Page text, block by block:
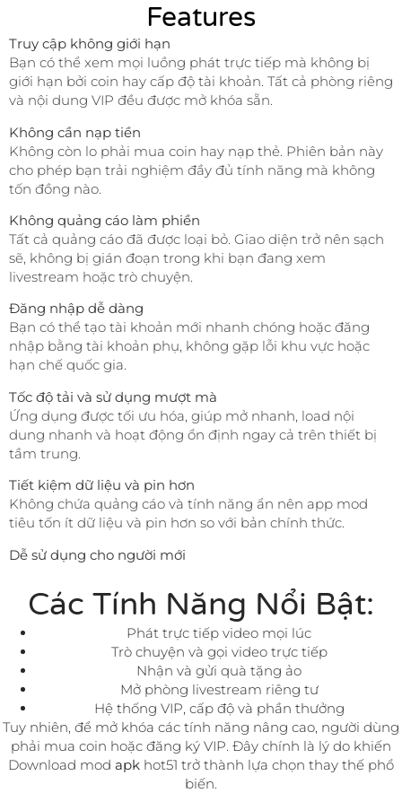
Features
Truy cập không giới hạn
Bạn có thể xem mọi luồng phát trực tiếp mà không bị
giới hạn bởi coin hay cấp độ tài khoản. Tất cả phòng riêng
và nội dung VIP đều được mở khóa sẵn.
Không cần nạp tiền
Không còn lo phải mua coin hay nạp thẻ. Phiên bản này
cho phép bạn trải nghiệm đầy đủ tính năng mà không
tốn đồng nào.
Không quảng cáo làm phiền
Tất cả quảng cáo đã được loại bỏ. Giao diện trở nên sạch
sẽ, không bị gián đoạn trong khi bạn đang xem
livestream hoặc trò chuyện.
Đăng nhập dễ dàng
Bạn có thể tạo tài khoản mới nhanh chóng hoặc đăng
nhập bằng tài khoản phụ, không gặp lỗi khu vực hoặc
hạn chế quốc gia.
Tốc độ tải và sử dụng mượt mà
Ứng dụng được tối ưu hóa, giúp mở nhanh, load nội
dung nhanh và hoạt động ổn định ngay cả trên thiết bị
tầm trung.
Tiết kiệm dữ liệu và pin hơn
Không chứa quảng cáo và tính năng ẩn nên app mod
tiêu tốn ít dữ liệu và pin hơn so với bản chính thức.
Dễ sử dụng cho người mới
Các Tính Năng Nổi Bật:
Phát trực tiếp video mọi lúc
Trò chuyện và gọi video trực tiếp
Nhận và gửi quà tặng ảo
Mở phòng livestream riêng tư
Hệ thống VIP, cấp độ và phần thưởng
Tuy nhiên, để mở khóa các tính năng nâng cao, người dùng
phải mua coin hoặc đăng ký VIP. Đây chính là lý do khiến
Download mod apk hot51 trở thành lựa chọn thay thế phổ
biến.